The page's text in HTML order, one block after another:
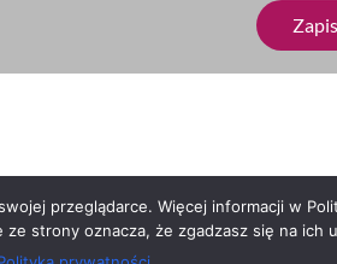
przeglądarce. Więcej informacji w
strony oznacza, że zgadzasz się na ich